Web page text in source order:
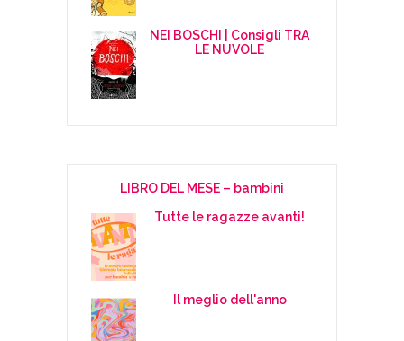
NEI BOSCHI | Consigli TRA
LE NUVOLE
LIBRO DEL MESE – bambini
Tutte le ragazze avanti!
Il meglio dell'anno